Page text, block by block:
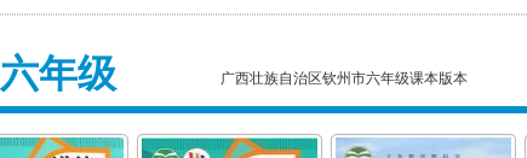
六年级 广西壮族自治区钦州市六年级课本版本